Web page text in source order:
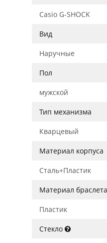
Casio G-SHOCK
Вид
Наручные
Пол
мужской
Тип механизма
Кварцевый
Материал корпуса
Сталь+Пластик
Материал
Пластик
Стекло